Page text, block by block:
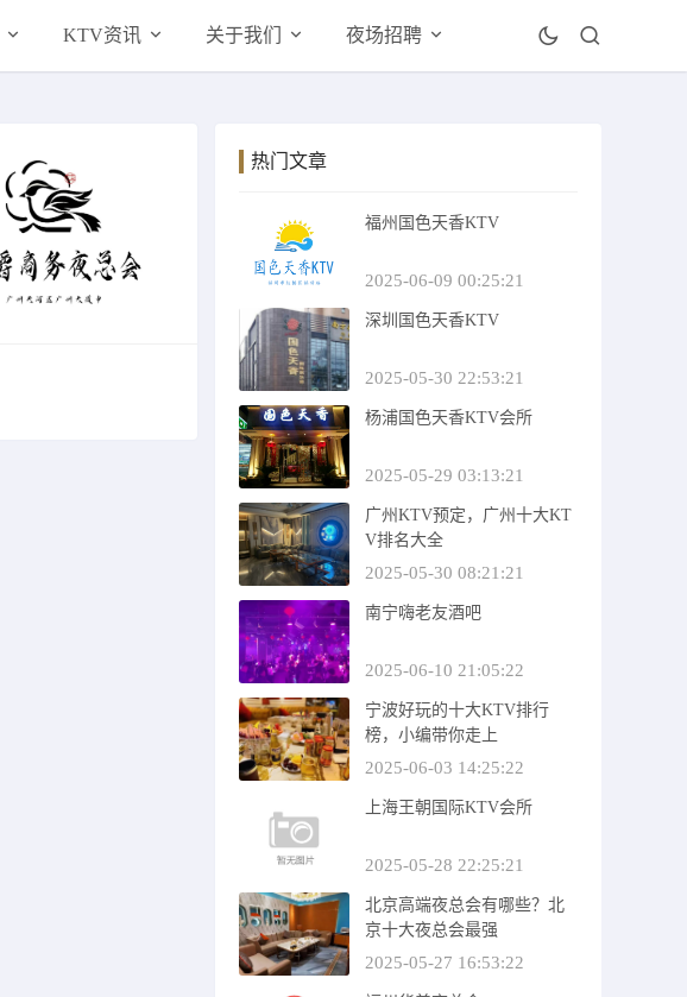
KTV资讯 关于我们 夜场招聘
热门文章
福州国色天香KTV
2025-06-09 00:25:21
深圳国色天香KTV
2025-05-30 22:53:21
杨浦国色天香KTV会所
2025-05-29 03:13:21
广州KTV预定，广州十大KT
V排名大全
2025-05-30 08:21:21
南宁嗨老友酒吧
2025-06-10 21:05:22
宁波好玩的十大KTV排行
榜，小编带你走上
2025-06-03 14:25:22
上海王朝国际KTV会所
2025-05-28 22:25:21
北京高端夜总会有哪些？北
京十大夜总会最强
2025-05-27 16:53:22